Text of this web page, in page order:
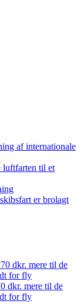
af internationale
luftfarten til et
er brolagt
dkr. mere til de
for fly
dkr. mere til de
for fly